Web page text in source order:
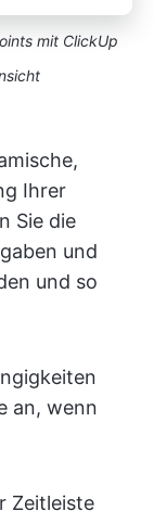
mit ClickUp
Ihrer
Sie die
und
und so
an, wenn
Zeitleiste